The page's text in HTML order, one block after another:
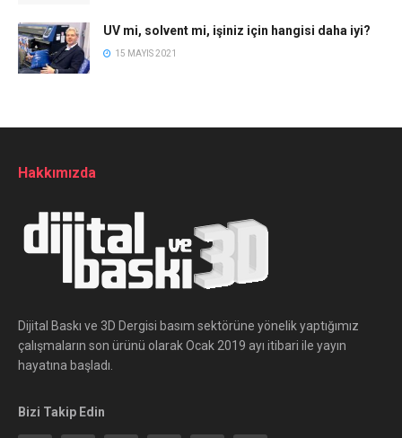
UV mi, solvent mi, işiniz için hangisi daha iyi?
15 MAYIS 2021
Hakkımızda
Dijital Baskı ve 3D Dergisi basım sektörüne yönelik yaptığımız
çalışmaların son ürünü olarak Ocak 2019 ayı itibari ile yayın
hayatına başladı.
Bizi Takip Edin